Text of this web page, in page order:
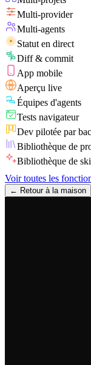
Multi-provider
Multi-agents
Statut en direct
Diff & commit
App mobile
Aperçu live
Équipes d'agents
Tests navigateur
Dev pilotée par
Bibliothèque de
Bibliothèque de
Voir toutes les
← Retour à la maison